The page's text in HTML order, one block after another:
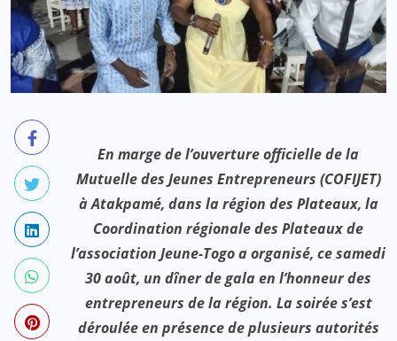
En marge de l’ouverture officielle de la
Mutuelle des Jeunes Entrepreneurs (COFIJET)
à Atakpamé, dans la région des Plateaux, la
Coordination régionale des Plateaux de
l’association Jeune-Togo a organisé, ce samedi
30 août, un dîner de gala en l’honneur des
entrepreneurs de la région. La soirée s’est
déroulée en présence de plusieurs autorités